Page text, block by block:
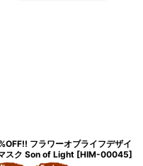
フラワーオブライフデザイ
スク Son of Light [HIM-00045]